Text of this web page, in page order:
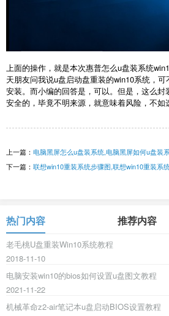
上面的操作，就是本次惠普怎么u盘装系统
天朋友问我说u盘启动盘重装的win10系统，
安装。而小编的回答是，可以。但是，这么
安全的，毕竟不明来源，就意味着风险，不如
上一篇： 电脑黑屏怎么u盘装系统,电脑黑屏如何u盘装
下一篇： 联想win10重装系统步骤图,联想win10重装系
热门内容 推荐内容
老毛桃U盘重装Win10系统教程
2018-11-10
电脑安装win10的bios如何设置u盘图文教程
2021-11-22
机械革命z2-air笔记本u盘启动BIOS设置教程